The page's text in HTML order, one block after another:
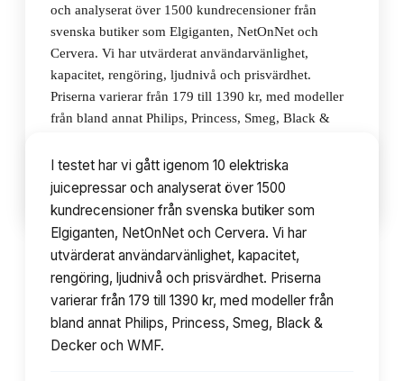
och analyserat över 1500 kundrecensioner från
svenska butiker som Elgiganten, NetOnNet och
Cervera. Vi har utvärderat användarvänlighet,
kapacitet, rengöring, ljudnivå och prisvärdhet.
Priserna varierar från 179 till 1390 kr, med modeller
från bland annat Philips, Princess, Smeg, Black &
Innehållsförteckning
I testet har vi gått igenom 10 elektriska
juicepressar och analyserat över 1500
kundrecensioner från svenska butiker som
Elgiganten, NetOnNet och Cervera. Vi har
utvärderat användarvänlighet, kapacitet,
rengöring, ljudnivå och prisvärdhet. Priserna
varierar från 179 till 1390 kr, med modeller från
bland annat Philips, Princess, Smeg, Black &
Decker och WMF.